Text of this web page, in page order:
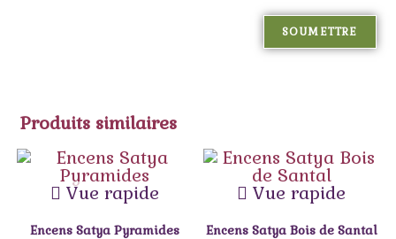
Produits similaires
Vue rapide
Encens Satya Pyramides
Vue rapide
Encens Satya Bois de Santal